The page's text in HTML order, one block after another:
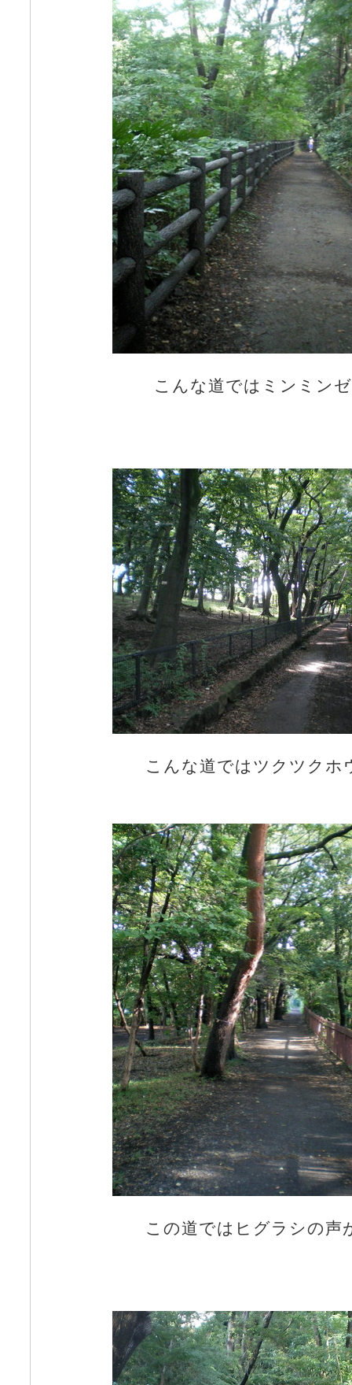
こんな道ではミンミン
こんな道ではツクツクホ
この道ではヒグラシの声